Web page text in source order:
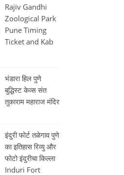
Rajiv Gandhi
Zoological Park
Pune Timing
Ticket and Kab
भंडारा हिल पुणे
बुद्धिस्ट केव्स संत
तुकाराम महाराज मंदिर
इंदुरी फोर्ट तळेगाव पुणे
का इतिहास रिव्यु और
फोटो इंदुरीचा किल्ला
Induri Fort